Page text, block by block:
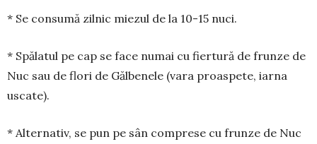
* Se consumă zilnic miezul de la 10-15 nuci.
* Spălatul pe cap se face numai cu fiertură de frun­ze de
Nuc sau de flori de Gălbenele (vara proaspete, iarna
uscate).
* Alternativ, se pun pe sân comprese cu frunze de Nuc